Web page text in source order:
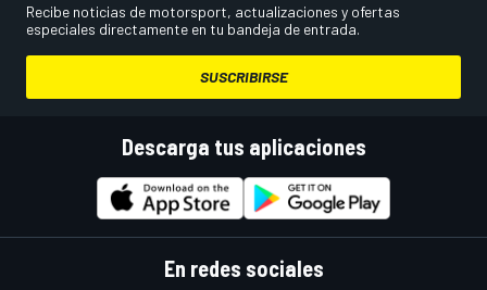
Recibe noticias de motorsport, actualizaciones y ofertas
especiales directamente en tu bandeja de entrada.
SUSCRIBIRSE
Descarga tus aplicaciones
En redes sociales